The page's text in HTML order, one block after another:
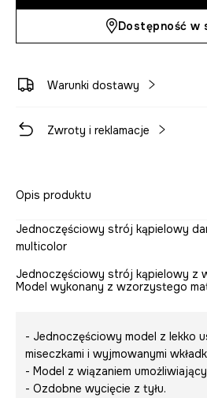
Dostępność w
Warunki dostawy
Zwroty i reklamacje
Opis produktu
Jednoczęściowy strój kąpielowy
multicolor
Jednoczęściowy strój kąpielowy z
Model wykonany z wzorzystego
- Jednoczęściowy model z lekko
miseczkami i wyjmowanymi
- Model z wiązaniem
- Ozdobne wycięcie z tyłu.